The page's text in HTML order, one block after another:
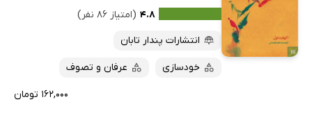
۴.۸ (امتیاز ۸۶ نفر)
انتشارات پندار تابان
خودسازی عرفان و تصوف
۱۶۲,۰۰۰ تومان